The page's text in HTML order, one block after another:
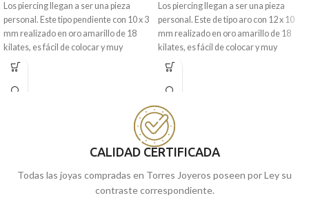
Los piercing llegan a ser una pieza
personal. Este tipo pendiente con 10 x 3
mm realizado en oro amarillo de 18
kilates, es fácil de colocar y muy
cómodo de llevar. Además, combina
cinco radiantes circonitas en forma de
ala que no pasaran desapercibidas.
tiendas de Málaga, o si lo prefieres,
puedes encargarlo online y te lo
Los piercing llegan a ser una pieza
personal. Este de tipo aro con 12 x 10
mm realizado en oro amarillo de 18
kilates, es fácil de colocar y muy
cómodo de llevar. Además, combina
radiantes circonitas en su inferior que
no pasaran desapercibidas.
Puedes encontrarlo en nuestras
tiendas de Málaga y Melilla, o si lo
prefieres, puedes encargarlo online
y te lo enviamos a casa.
CALIDAD CERTIFICADA
Todas las joyas compradas en Torres Joyeros poseen por Ley su
contraste correspondiente.